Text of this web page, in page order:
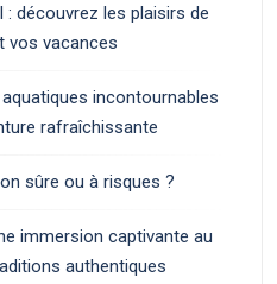
: découvrez les plaisirs de
vos vacances
incontournables
rafraîchissante
sûre ou à risques ?
immersion captivante au
authentiques